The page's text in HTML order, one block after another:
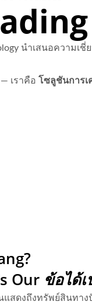
นำเสนอความ
เราคือ โซลูชันการ
Our ข้อได้
สดงถึงทรัพย์สินทาง